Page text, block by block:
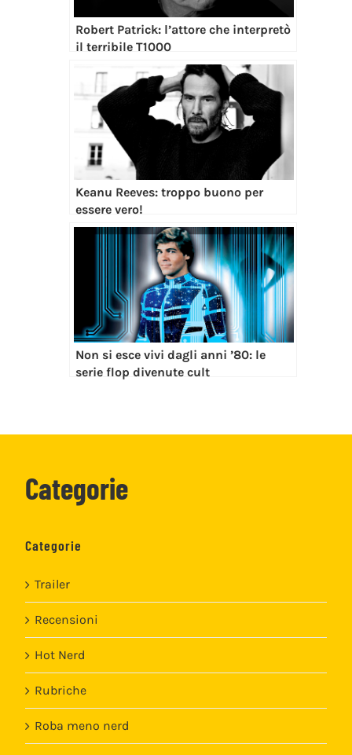
Robert Patrick: l’attore che interpretò
il terribile T1000
Keanu Reeves: troppo buono per
essere vero!
Non si esce vivi dagli anni ’80: le
serie flop divenute cult
Categorie
Categorie
Trailer
Recensioni
Hot Nerd
Rubriche
Roba meno nerd